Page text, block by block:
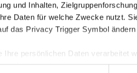
und Inhalten,
Daten für welche Zwecke nutzt.
das Privacy Trigger Symbol
Ihre persönlichen Daten verarbeitet
| PROFIS
UND
Runde der ADMIRAL Bundesliga
dem 6. November, auswärts